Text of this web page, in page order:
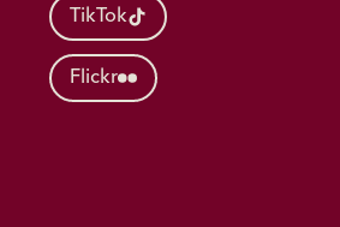
TikTok
Flickr